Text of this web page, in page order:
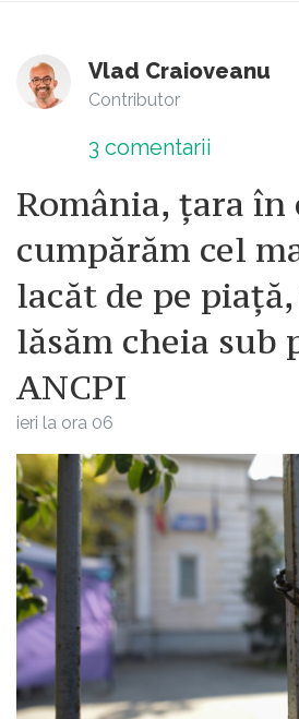
Vlad Craioveanu
Contributor
3 comentarii
România, țara în
cumpărăm cel
lacăt de pe
lăsăm cheia sub
ANCPI
ieri la ora 06